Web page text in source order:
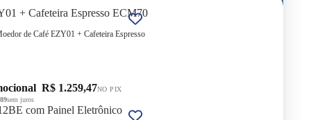
+ Cafeteira Espresso ECM70
de Café EZY01 + Cafeteira Espresso
R$ 1.259,47NO PIX
sem juros
com Painel Eletrônico